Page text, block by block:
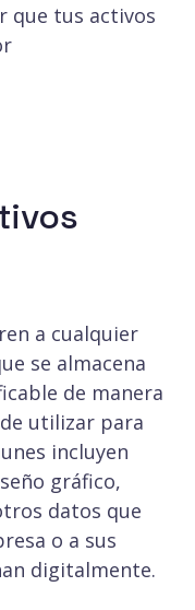
que tus activos
a cualquier
se almacena
de manera
utilizar para
incluyen
gráfico,
datos que
o a sus
digitalmente.